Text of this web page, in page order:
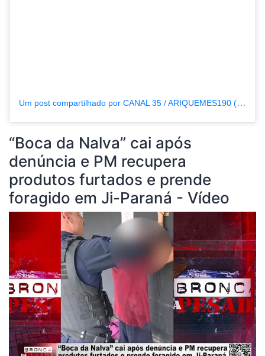
Um post compartilhado por CANAL 35 / ARIQUEMES190 (@tvpcanal35)
“Boca da Nalva” cai após
denúncia e PM recupera
produtos furtados e prende
foragido em Ji-Paraná - Vídeo